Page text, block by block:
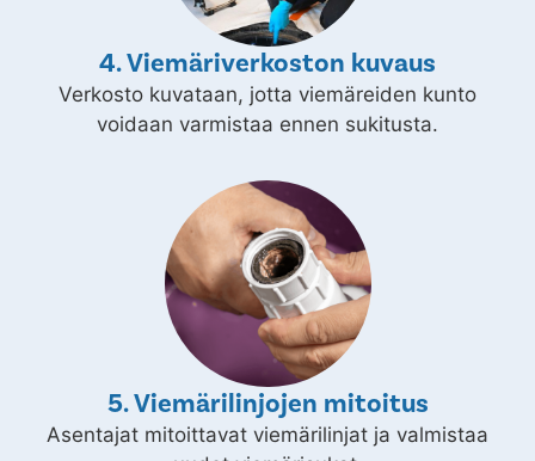
4. Viemäriverkoston kuvaus
Verkosto kuvataan, jotta viemäreiden kunto
voidaan varmistaa ennen sukitusta.
5. Viemärilinjojen mitoitus
Asentajat mitoittavat viemärilinjat ja valmistaa